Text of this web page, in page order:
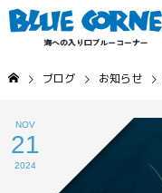
ブログ お知らせ
NOV
21
2024